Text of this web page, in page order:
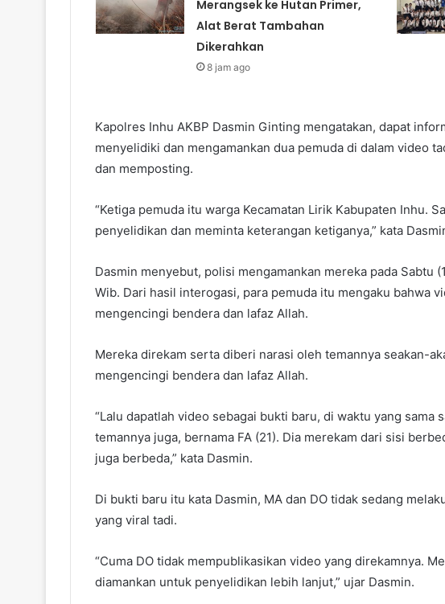
Merangsek ke Hutan Primer,
Alat Berat Tambahan
Dikerahkan
8 jam ago
Kapolres Inhu AKBP Dasmin Ginting mengatakan, dapat
menyelidiki dan mengamankan dua pemuda di dalam video
dan memposting.
“Ketiga pemuda itu warga Kecamatan Lirik Kabupaten Inhu.
penyelidikan dan meminta keterangan ketiganya,” kata
Dasmin menyebut, polisi mengamankan mereka pada Sabtu
Wib. Dari hasil interogasi, para pemuda itu mengaku bahwa
mengencingi bendera dan lafaz Allah.
Mereka direkam serta diberi narasi oleh temannya seakan-
mengencingi bendera dan lafaz Allah.
“Lalu dapatlah video sebagai bukti baru, di waktu yang sama
temannya juga, bernama FA (21). Dia merekam dari sisi
juga berbeda,” kata Dasmin.
Di bukti baru itu kata Dasmin, MA dan DO tidak sedang
yang viral tadi.
“Cuma DO tidak mempublikasikan video yang direkamnya.
diamankan untuk penyelidikan lebih lanjut,” ujar Dasmin.